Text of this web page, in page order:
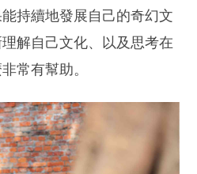
持續地發展自己的奇幻文
解自己文化、以及思考在
常有幫助。